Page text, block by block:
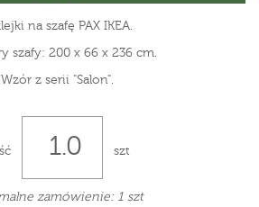
na szafę PAX IKEA.
szafy: 200 x 66 x 236 cm.
Wzór z serii "Salon".
szt
zamówienie: 1 szt